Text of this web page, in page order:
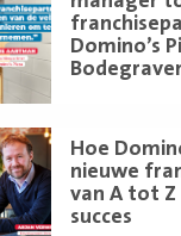
Domino’s
Hoe
nieuwe
van A tot
succes